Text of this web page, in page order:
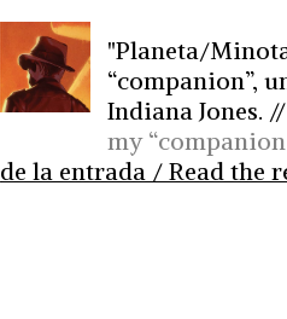
"Planeta/
“companion”,
Indiana Jones.
my
de la entrada / Read the